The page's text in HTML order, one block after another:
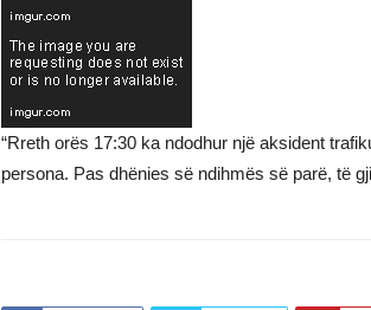
“Rreth orës 17:30 ka ndodhur një aksident
persona. Pas dhënies së ndihmës së parë, të